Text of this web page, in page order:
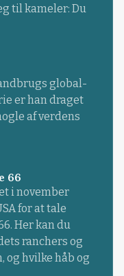
til kameler: Du
global-
er han draget
af verdens
66
i november
for at tale
Her kan du
ranchers og
og hvilke håb og